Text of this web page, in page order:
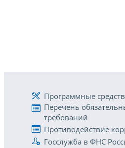
Программные
Перечень
требований
Противодействие
Госслужба в ФНС